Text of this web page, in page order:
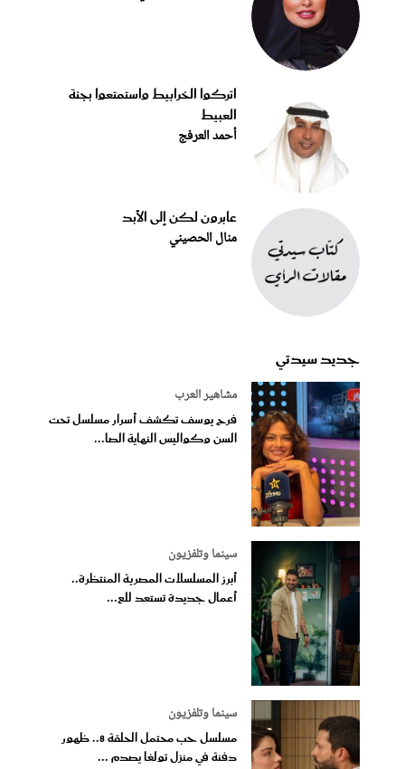
اتركوا الخرابيط واستمتعوا بجنة
العبيط
أحمد العرفج
عابرون لكن إلى الأبد
منال الحصيني
جديد سيدتي
مشاهير العرب
فرح يوسف تكشف أسرار مسلسل تحت
السن وكواليس النهاية الصا...
سينما وتلفزيون
أبرز المسلسلات المصرية المنتظرة..
أعمال جديدة تستعد للع...
سينما وتلفزيون
مسلسل حب محتمل الحلقة 8.. ظهور
دفنة في منزل تولغا يصدم ...